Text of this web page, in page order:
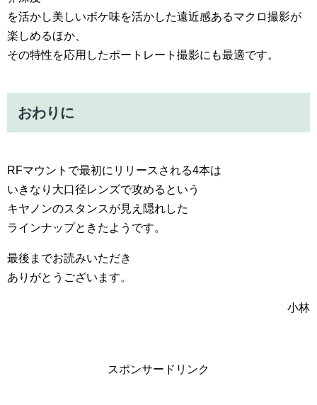
を活かし美しいボケ味を活かした遠近感あるマクロ撮影が
楽しめるほか、
その特性を応用したポートレート撮影にも最適です。
おわりに
RFマウントで最初にリリースされる4本は
いきなり大口径レンズで攻めるという
キヤノンのスタンスが見え隠れした
ラインナップときたようです。
最後までお読みいただき
ありがとうございます。
小林
スポンサードリンク